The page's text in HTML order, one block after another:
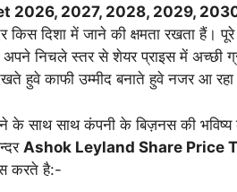
2026, 2027, 2028, 2029,
दिशा में जाने की क्षमता रखता हैं।
निचले स्तर से शेयर प्राइस में अच्छी
हुवे काफी उम्मीद बनाते हुवे नजर आ रहा
साथ साथ कंपनी के बिज़नस की भविष्य
Ashok Leyland Share Price
करते है:-